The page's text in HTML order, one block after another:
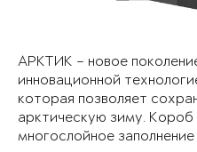
АРКТИК – новое
инновационной
которая позволяет
арктическую зиму. Короб
многослойное